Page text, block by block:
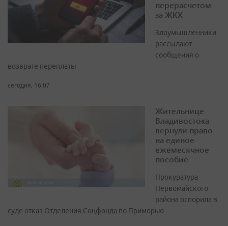
перерасчетом
за ЖКХ
Злоумышленники
рассылают
сообщения о
возврате переплаты
сегодня, 16:07
Жительнице
Владивостока
вернули право
на единое
ежемесячное
пособие
Прокуратура
Первомайского
района оспорила в
суде отказ Отделения Соцфонда по Приморью